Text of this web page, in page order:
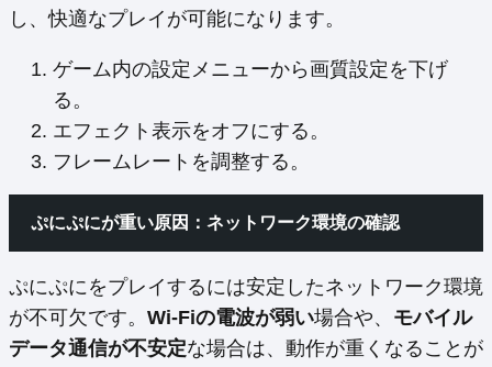
し、快適なプレイが可能になります。
ゲーム内の設定メニューから画質設定を下げ
る。
エフェクト表示をオフにする。
フレームレートを調整する。
ぷにぷにが重い原因：ネットワーク環境の確認
ぷにぷにをプレイするには安定したネットワーク環境
が不可欠です。 Wi-Fiの電波が弱い場合や、 モバイル
データ通信が不安定な場合は、動作が重くなることが